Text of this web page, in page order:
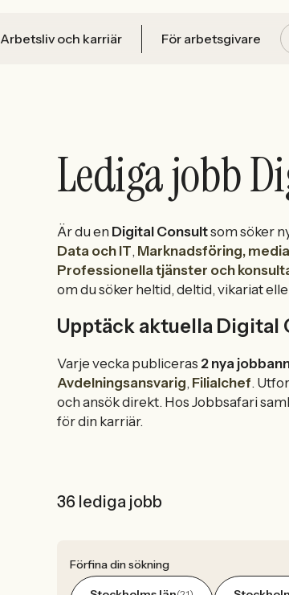
Arbetsliv och karriär För arbetsgivare
Lediga jobb
Är du en Digital Consultsom söker
Data och IT, Marknadsföring,
Professionella tjänster och
om du söker heltid, deltid, vikariat
Upptäck aktuella Digital
Varje vecka publiceras 2 nya
Avdelningsansvarig, Filialchef.
och ansök direkt. Hos Jobbsafari
för din karriär.
36 lediga jobb
Förfina din sökning